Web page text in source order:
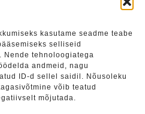
kasutame seadme teabe
selliseid
Nende tehnoloogiatega
andmeid, nagu
ID-d sellel saidil. Nõusoleku
võib teatud
mõjutada.
meie uudistega (uued
jne), soovitame liituda